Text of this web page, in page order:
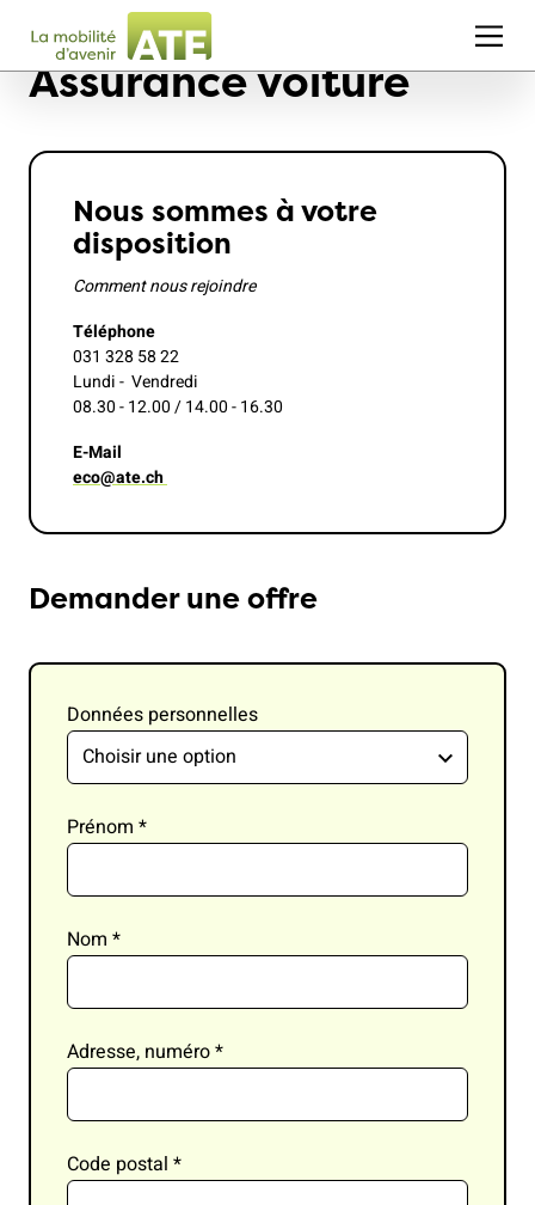
Assurance voiture
Nous sommes à votre
disposition
Comment nous rejoindre
Téléphone
031 328 58 22
Lundi - Vendredi
08.30 - 12.00 / 14.00 - 16.30
E-Mail
eco@ate.ch
Demander une offre
Données personnelles
Prénom *
Nom *
Adresse, numéro*
Code postal *